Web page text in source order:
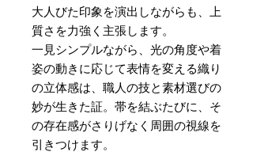
大人びた印象を演出しながらも、上
質さを力強く主張します。
一見シンプルながら、光の角度や着
姿の動きに応じて表情を変える織り
の立体感は、職人の技と素材選びの
妙が生きた証。帯を結ぶたびに、そ
の存在感がさりげなく周囲の視線を
引きつけます。